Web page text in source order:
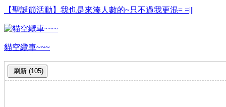
【聖誕節活動】我也是來湊人數的~只不過我更混= =|||
貓空纜車~~~